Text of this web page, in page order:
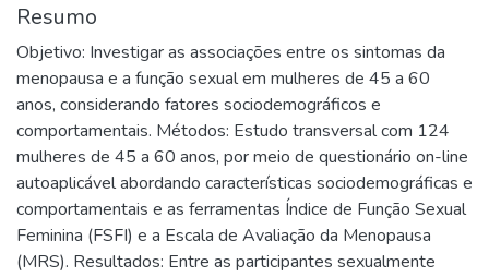
Resumo
Objetivo: Investigar as associações entre os sintomas da
menopausa e a função sexual em mulheres de 45 a 60
anos, considerando fatores sociodemográficos e
comportamentais. Métodos: Estudo transversal com 124
mulheres de 45 a 60 anos, por meio de questionário on-line
autoaplicável abordando características sociodemográficas e
comportamentais e as ferramentas Índice de Função Sexual
Feminina (FSFI) e a Escala de Avaliação da Menopausa
(MRS). Resultados: Entre as participantes sexualmente